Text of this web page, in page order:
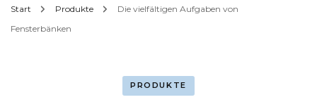
Start Produkte
Die vielfältigen Aufgaben von
Fensterbänken
PRODUKTE